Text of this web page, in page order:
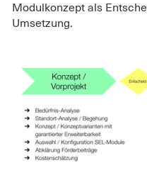
Modulkonzept als
Umsetzung.